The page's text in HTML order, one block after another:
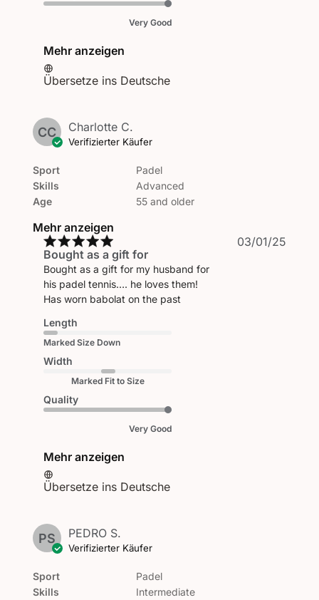
Very Good
Mehr anzeigen
Übersetze ins Deutsche
CC Charlotte C.
Verifizierter Käufer
Sport
Skills
Age
Padel
Advanced
55 and older
Mehr anzeigen
Bought as a gift for
Bought as a gift for my husband for
his padel tennis…. he loves them!
Has worn babolat on the past
Length
Marked Size Down
Width
Marked Fit to Size
Quality
Very Good
Mehr anzeigen
Übersetze ins Deutsche
03/01/25
PS PEDRO S.
Verifizierter Käufer
Sport
Skills
Padel
Intermediate